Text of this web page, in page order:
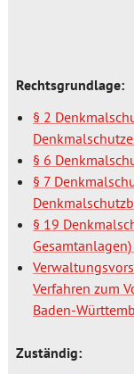
Rechtsgrundlage:
§ 2
§ 6
§ 7
§ 19
Gesamtanlagen)
Verfahren zum
Baden-
Zuständig: